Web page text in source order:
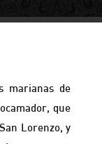
marianas de
que
Lorenzo, y